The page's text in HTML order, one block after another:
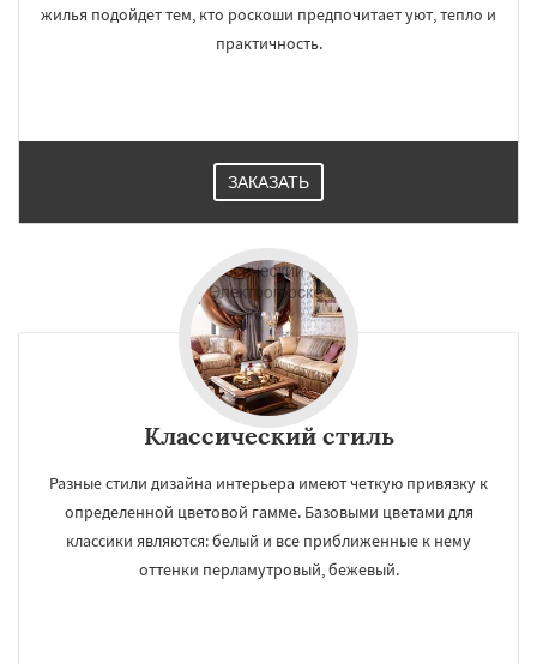
жилья подойдет тем, кто роскоши предпочитает уют, тепло и
практичность.
ЗАКАЗАТЬ
Классический стиль
Разные стили дизайна интерьера имеют четкую привязку к
определенной цветовой гамме. Базовыми цветами для
классики являются: белый и все приближенные к нему
оттенки перламутровый, бежевый.